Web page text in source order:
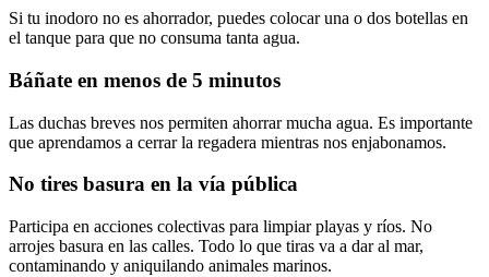
Si tu inodoro no es ahorrador, puedes colocar una o dos botellas en
el tanque para que no consuma tanta agua.
Báñate en menos de 5 minutos
Las duchas breves nos permiten ahorrar mucha agua. Es importante
que aprendamos a cerrar la regadera mientras nos enjabonamos.
No tires basura en la vía pública
Participa en acciones colectivas para limpiar playas y ríos. No
arrojes basura en las calles. Todo lo que tiras va a dar al mar,
contaminando y aniquilando animales marinos.